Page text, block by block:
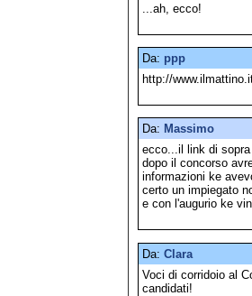
...ah, ecco!
Da: ppp
http://
Da: Massimo
ecco...il link di
dopo il concorso
informazioni ke
certo un impiegato
e con l'augurio ke
Da: Clara
Voci di corridoio al
candidati!